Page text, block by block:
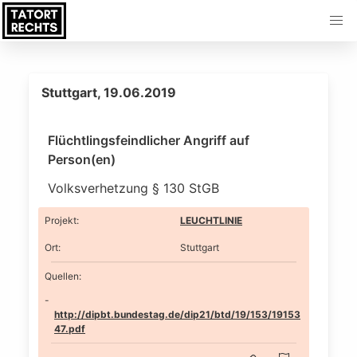
Stuttgart, 19.06.2019
Flüchtlingsfeindlicher Angriff auf
Person(en)
Volksverhetzung § 130 StGB
Projekt: LEUCHTLINIE
Ort: Stuttgart
Quellen:
http://dipbt.bundestag.de/dip21/btd/19/153/19153
47.pdf